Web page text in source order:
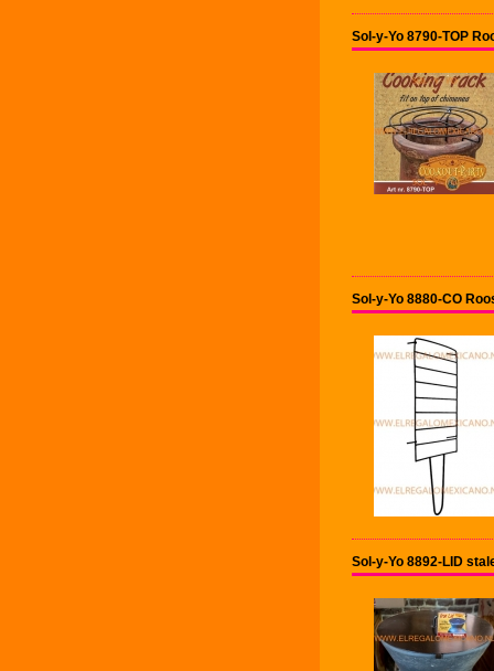
Sol-y-Yo 8790-TOP
Sol-y-Yo 8880-CO
Sol-y-Yo 8892-LID